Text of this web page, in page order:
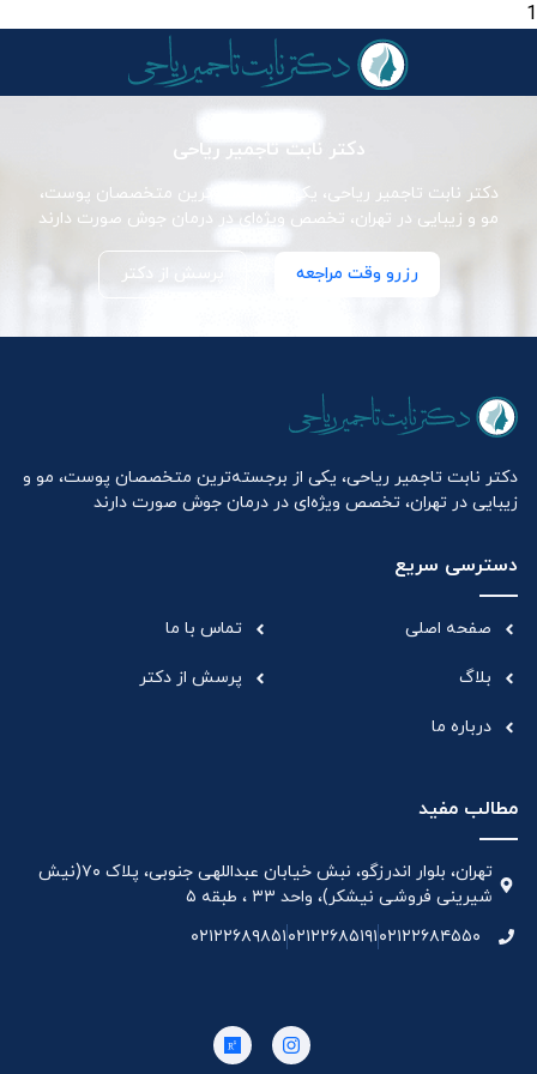
1
دکتر نابت تاجمیر ریاحی
دکتر نابت تاجمیر ریاحی، یکی از برجسته‌ترین متخصصان پوست،
مو و زیبایی در تهران، تخصص ویژه‌ای در درمان جوش صورت دارند
رزرو وقت مراجعه پرسش از دکتر
دکتر نابت تاجمیر ریاحی، یکی از برجسته‌ترین متخصصان پوست، مو و
زیبایی در تهران، تخصص ویژه‌ای در درمان جوش صورت دارند
دسترسی سریع
صفحه اصلی
بلاگ
درباره ما
تماس با ما
پرسش از دکتر
مطالب مفید
تهران، بلوار اندرزگو، نبش خیابان عبداللهی جنوبی، پلاک ۷۰(نیش
شیرینی فروشی نیشکر)، واحد ۳۳ ، طبقه ۵
۰۲۱۲۲۶۸۴۵۵۰۰۲۱۲۲۶۸۵۱۹۱۰۲۱۲۲۶۸۹۸۵۱